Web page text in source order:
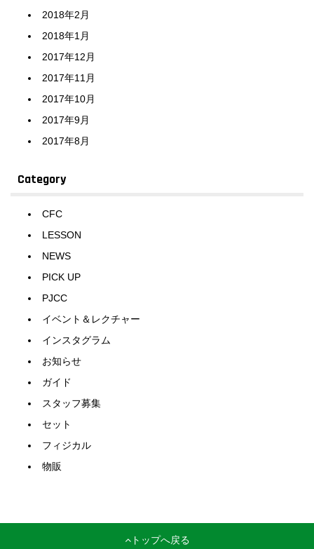
2018年2月
2018年1月
2017年12月
2017年11月
2017年10月
2017年9月
2017年8月
Category
CFC
LESSON
NEWS
PICK UP
PJCC
イベント＆レクチャー
インスタグラム
お知らせ
ガイド
スタッフ募集
セット
フィジカル
物販
トップへ戻る